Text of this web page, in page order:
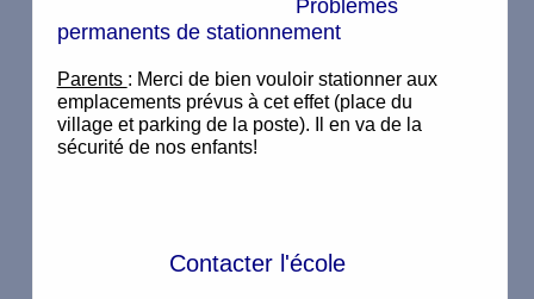
Problèmes
permanents de stationnement
Parents : Merci de bien vouloir stationner aux
emplacements prévus à cet effet (place du
village et parking de la poste). Il en va de la
sécurité de nos enfants!
Contacter l'école